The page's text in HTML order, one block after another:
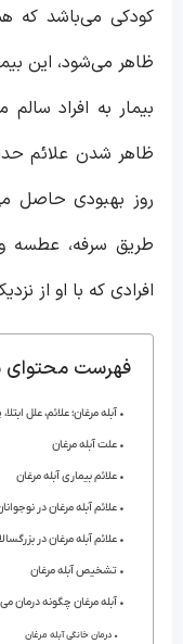
کودکی می‌باشد که
ظاهر می‌شود، این
بیمار به افراد
روز بهبودی حاصل
طریق سرفه، عطسه
افرادی که با او از
فهرست محتوای
آبله مرغان؛ علائم، علل
علت آبله مرغان
علائم بیماری آبله مرغان
علائم آبله مرغان در
علائم آبله مرغان در
تشخیص آبله مرغان
آبله مرغان چگونه درمان
درمان خانگی آبله مرغان